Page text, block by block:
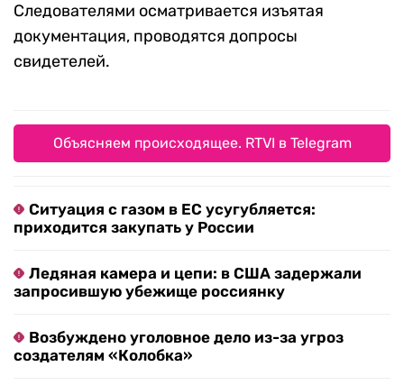
Следователями осматривается изъятая
документация, проводятся допросы
свидетелей.
Объясняем происходящее. RTVI в Telegram
Ситуация с газом в ЕС усугубляется:
приходится закупать у России
Ледяная камера и цепи: в США задержали
запросившую убежище россиянку
Возбуждено уголовное дело из-за угроз
создателям «Колобка»